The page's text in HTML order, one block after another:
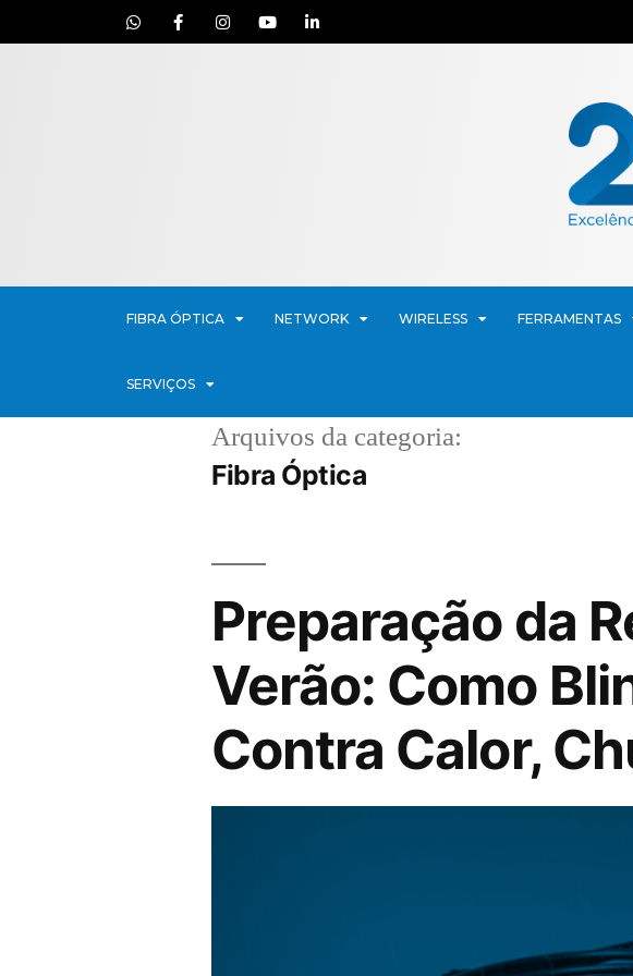
FIBRA ÓPTICA NETWORK WIRELESS FERRAMENTAS
SERVIÇOS
Arquivos da categoria:
Fibra Óptica
Preparação da
Verão: Como
Contra Calor,